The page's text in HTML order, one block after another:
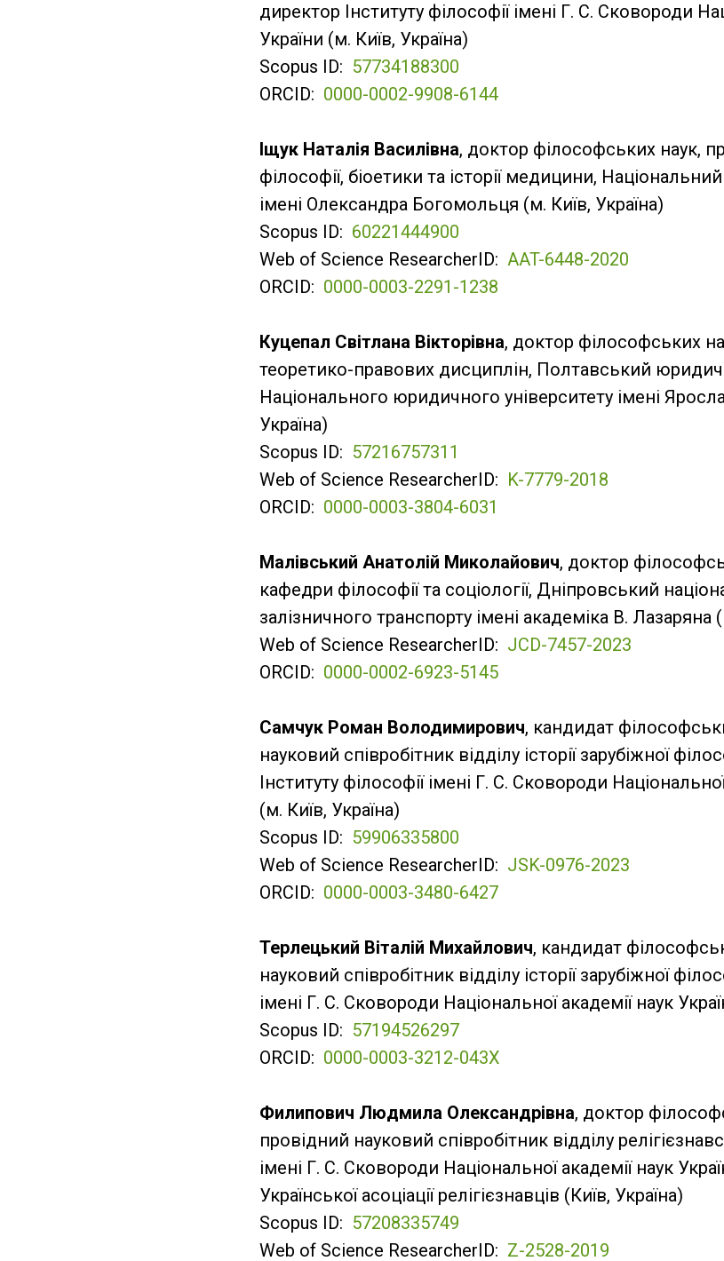
директор Інституту філософії імені Г. С. Сковороди
України (м. Київ, Україна)
Scopus ID: 57734188300
ORCID: 0000-0002-9908-6144
Іщук Наталія Василівна, доктор філософських наук,
філософії, біоетики та історії медицини,
імені Олександра Богомольця (м. Київ, Україна)
Scopus ID: 60221444900
Web of Science ResearcherID: AAT-6448-2020
ORCID: 0000-0003-2291-1238
Куцепал Світлана Вікторівна, доктор філософських
теоретико-правових дисциплін, Полтавський
Національного юридичного університету імені
Україна)
Scopus ID: 57216757311
Web of Science ResearcherID: K-7779-2018
ORCID: 0000-0003-3804-6031
Малівський Анатолій Миколайович, доктор
кафедри філософії та соціології, Дніпровський
залізничного транспорту імені академіка В. Лазаряна
Web of Science ResearcherID: JCD-7457-2023
ORCID: 0000-0002-6923-5145
Самчук Роман Володимирович, кандидат
науковий співробітник відділу історії зарубіжної
Інституту філософії імені Г. С. Сковороди
(м. Київ, Україна)
Scopus ID: 59906335800
Web of Science ResearcherID: JSK-0976-2023
ORCID: 0000-0003-3480-6427
Терлецький Віталій Михайлович, кандидат
науковий співробітник відділу історії зарубіжної
імені Г. С. Сковороди Національної академії наук
Scopus ID: 57194526297
ORCID: 0000-0003-3212-043X
Филипович Людмила Олександрівна, доктор
провідний науковий співробітник відділу
імені Г. С. Сковороди Національної академії наук
Української асоціації релігієзнавців (Київ, Україна)
Scopus ID: 57208335749
Web of Science ResearcherID: Z-2528-2019